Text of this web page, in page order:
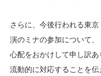
さらに、今後行われる東
演のミナの参加について
心配をおかけして申し訳
流動的に対応することを伝